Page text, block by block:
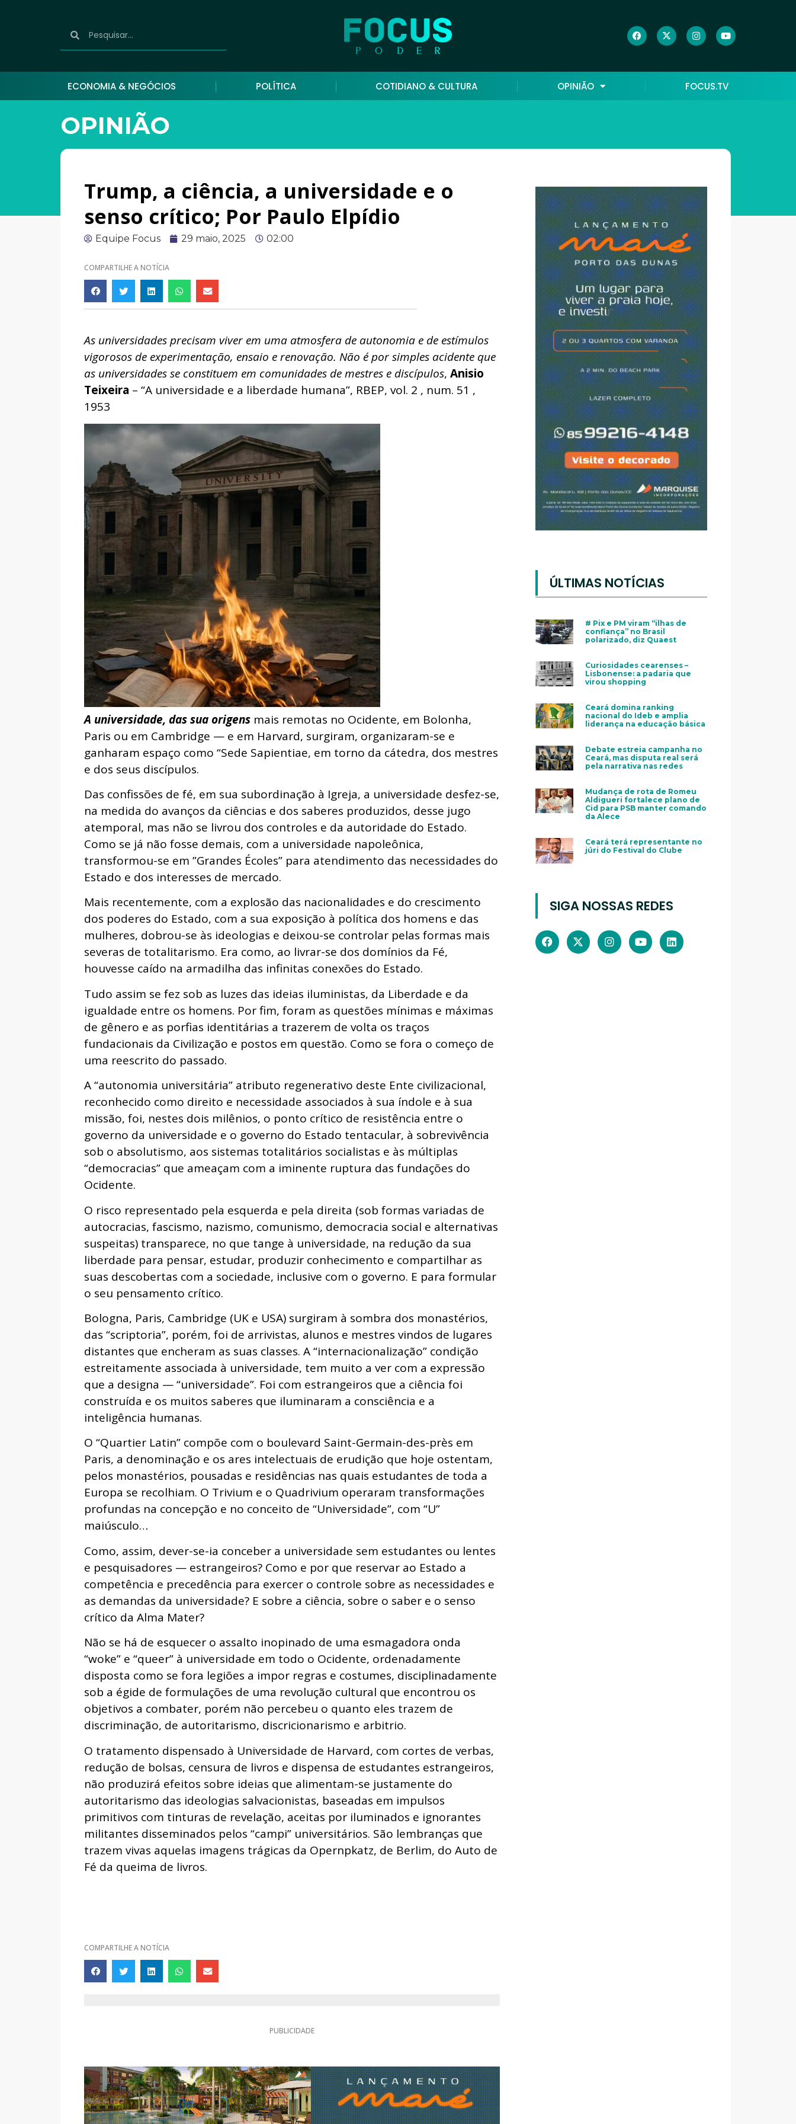
ECONOMIA & NEGÓCIOS POLÍTICA COTIDIANO & CULTURA OPINIÃO FOCUS.TV
OPINIÃO
Trump, a ciência, a universidade e o
senso crítico; Por Paulo Elpídio
Equipe Focus 29 maio, 2025 02:00
COMPARTILHE A NOTÍCIA
As universidades precisam viver em uma atmosfera de autonomia e de estímulos
vigorosos de experimentação, ensaio e renovação. Não é por simples acidente que
as universidades se constituem em comunidades de mestres e discípulos, Anisio
Teixeira – “A universidade e a liberdade humana”, RBEP, vol. 2 , num. 51 ,
1953
A universidade, das sua origens mais remotas no Ocidente, em Bolonha,
Paris ou em Cambridge — e em Harvard, surgiram, organizaram-se e
ganharam espaço como “Sede Sapientiae, em torno da cátedra, dos mestres
e dos seus discípulos.
Das confissões de fé, em sua subordinação à Igreja, a universidade desfez-se,
na medida do avanços da ciências e dos saberes produzidos, desse jugo
atemporal, mas não se livrou dos controles e da autoridade do Estado.
Como se já não fosse demais, com a universidade napoleônica,
transformou-se em ”Grandes Écoles” para atendimento das necessidades do
Estado e dos interesses de mercado.
Mais recentemente, com a explosão das nacionalidades e do crescimento
dos poderes do Estado, com a sua exposição à política dos homens e das
mulheres, dobrou-se às ideologias e deixou-se controlar pelas formas mais
severas de totalitarismo. Era como, ao livrar-se dos domínios da Fé,
houvesse caído na armadilha das infinitas conexões do Estado.
Tudo assim se fez sob as luzes das ideias iluministas, da Liberdade e da
igualdade entre os homens. Por fim, foram as questões mínimas e máximas
de gênero e as porfias identitárias a trazerem de volta os traços
fundacionais da Civilização e postos em questão. Como se fora o começo de
uma reescrito do passado.
A “autonomia universitária” atributo regenerativo deste Ente civilizacional,
reconhecido como direito e necessidade associados à sua índole e à sua
missão, foi, nestes dois milênios, o ponto crítico de resistência entre o
governo da universidade e o governo do Estado tentacular, à sobrevivência
sob o absolutismo, aos sistemas totalitários socialistas e às múltiplas
“democracias” que ameaçam com a iminente ruptura das fundações do
Ocidente.
O risco representado pela esquerda e pela direita (sob formas variadas de
autocracias, fascismo, nazismo, comunismo, democracia social e alternativas
suspeitas) transparece, no que tange à universidade, na redução da sua
liberdade para pensar, estudar, produzir conhecimento e compartilhar as
suas descobertas com a sociedade, inclusive com o governo. E para formular
o seu pensamento crítico.
Bologna, Paris, Cambridge (UK e USA) surgiram à sombra dos monastérios,
das “scriptoria”, porém, foi de arrivistas, alunos e mestres vindos de lugares
distantes que encheram as suas classes. A “internacionalização” condição
estreitamente associada à universidade, tem muito a ver com a expressão
que a designa — “universidade”. Foi com estrangeiros que a ciência foi
construída e os muitos saberes que iluminaram a consciência e a
inteligência humanas.
O “Quartier Latin” compõe com o boulevard Saint-Germain-des-près em
Paris, a denominação e os ares intelectuais de erudição que hoje ostentam,
pelos monastérios, pousadas e residências nas quais estudantes de toda a
Europa se recolhiam. O Trivium e o Quadrivium operaram transformações
profundas na concepção e no conceito de “Universidade”, com “U”
maiúsculo…
Como, assim, dever-se-ia conceber a universidade sem estudantes ou lentes
e pesquisadores — estrangeiros? Como e por que reservar ao Estado a
competência e precedência para exercer o controle sobre as necessidades e
as demandas da universidade? E sobre a ciência, sobre o saber e o senso
crítico da Alma Mater?
Não se há de esquecer o assalto inopinado de uma esmagadora onda
“woke” e “queer” à universidade em todo o Ocidente, ordenadamente
disposta como se fora legiões a impor regras e costumes, disciplinadamente
sob a égide de formulações de uma revolução cultural que encontrou os
objetivos a combater, porém não percebeu o quanto eles trazem de
discriminação, de autoritarismo, discricionarismo e arbitrio.
O tratamento dispensado à Universidade de Harvard, com cortes de verbas,
redução de bolsas, censura de livros e dispensa de estudantes estrangeiros,
não produzirá efeitos sobre ideias que alimentam-se justamente do
autoritarismo das ideologias salvacionistas, baseadas em impulsos
primitivos com tinturas de revelação, aceitas por iluminados e ignorantes
militantes disseminados pelos “campi” universitários. São lembranças que
trazem vivas aquelas imagens trágicas da Opernpkatz, de Berlim, do Auto de
Fé da queima de livros.
COMPARTILHE A NOTÍCIA
PUBLICIDADE
ÚLTIMAS NOTÍCIAS
# Pix e PM viram “ilhas de
confiança” no Brasil
polarizado, diz Quaest
Curiosidades cearenses –
Lisbonense: a padaria que
virou shopping
Ceará domina ranking
nacional do Ideb e amplia
liderança na educação básica
Debate estreia campanha no
Ceará, mas disputa real será
pela narrativa nas redes
Mudança de rota de Romeu
Aldigueri fortalece plano de
Cid para PSB manter comando
da Alece
Ceará terá representante no
júri do Festival do Clube
SIGA NOSSAS REDES